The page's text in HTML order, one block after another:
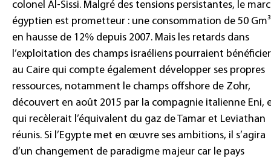
colonel Al-Sissi. Malgré des tensions persistantes, le
égyptien est prometteur : une consommation de 50
en hausse de 12% depuis 2007. Mais les retards dans
l’exploitation des champs israéliens pourraient bénéficier
au Caire qui compte également développer ses propres
ressources, notamment le champs offshore de Zohr,
découvert en août 2015 par la compagnie italienne Eni,
qui recèlerait l’équivalent du gaz de Tamar et Leviathan
réunis. Si l’Egypte met en œuvre ses ambitions, il s’agira
d’un changement de paradigme majeur car le pays